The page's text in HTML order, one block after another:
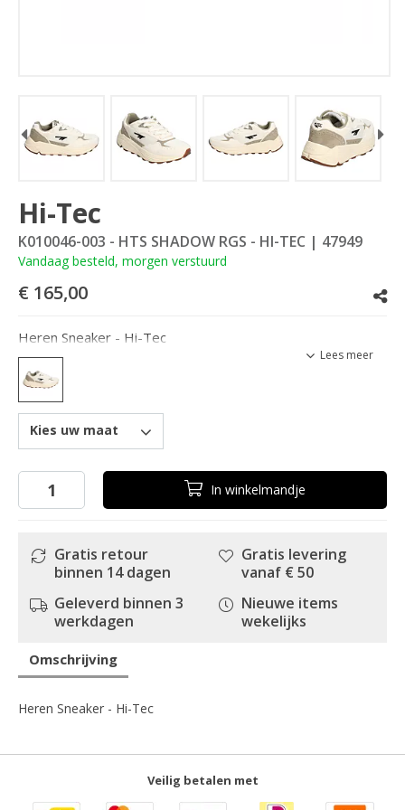
Hi-Tec
K010046-003 - HTS SHADOW RGS - HI-TEC | 47949
Vandaag besteld, morgen verstuurd
€ 165,00
Heren Sneaker - Hi-Tec
Lees meer
Kies uw maat
In winkelmandje
Gratis retour
binnen 14 dagen
Geleverd binnen 3
werkdagen
Gratis levering
vanaf € 50
Nieuwe items
wekelijks
Omschrijving
Heren Sneaker - Hi-Tec
Veilig betalen met